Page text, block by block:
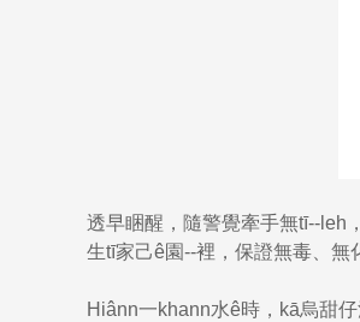
透早睏醒，隨警覺牽手無tī--leh
生tī家己ê園--裡，保證無毒、無
Hiânn一khann水ê時，kā烏甜